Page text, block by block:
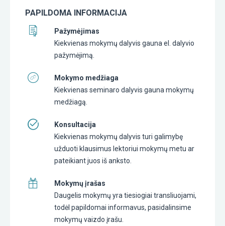
PAPILDOMA INFORMACIJA
Pažymėjimas
Kiekvienas mokymų dalyvis gauna el. dalyvio
pažymėjimą.
Mokymo medžiaga
Kiekvienas seminaro dalyvis gauna mokymų
medžiagą.
Konsultacija
Kiekvienas mokymų dalyvis turi galimybę
užduoti klausimus lektoriui mokymų metu ar
pateikiant juos iš anksto.
Mokymų įrašas
Daugelis mokymų yra tiesiogiai transliuojami,
todėl papildomai informavus, pasidalinsime
mokymų vaizdo įrašu.